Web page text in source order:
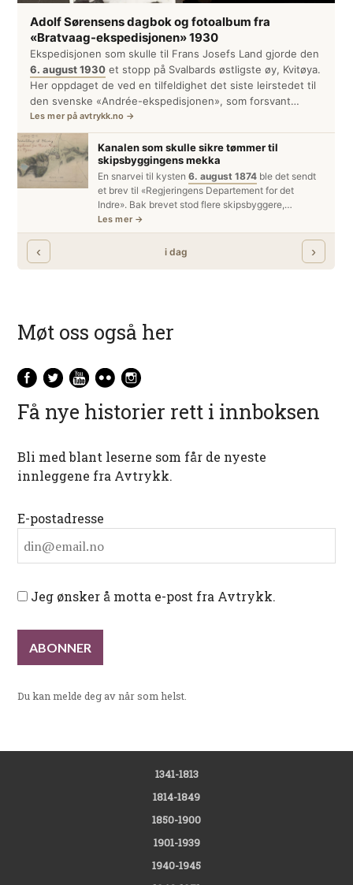
Møt oss også her
Få nye historier rett i innboksen
Bli med blant leserne som får de nyeste
innleggene fra Avtrykk.
E-postadresse
Jeg ønsker å motta e-post fra Avtrykk.
Du kan melde deg av når som helst.
1341-1813
1814-1849
1850-1900
1901-1939
1940-1945